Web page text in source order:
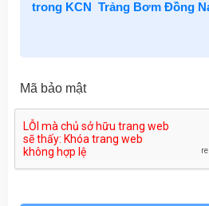
Mã bảo mật